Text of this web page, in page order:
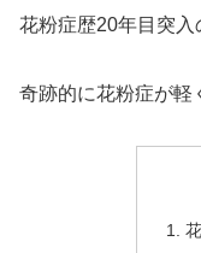
花粉症歴20年目突入
奇跡的に花粉症が軽